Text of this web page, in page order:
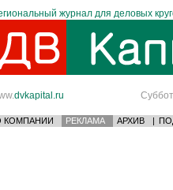
журнал для деловых
dvkapital.ru
КОМПАНИИ РЕКЛАМА АРХИВ |